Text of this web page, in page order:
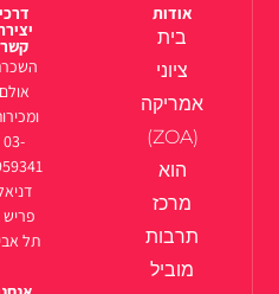
אודות
בית
ציוני
אמריקה
(ZOA)
הוא
מרכז
תרבות
מוביל
דרכי
קשר
אולם
03-
תל